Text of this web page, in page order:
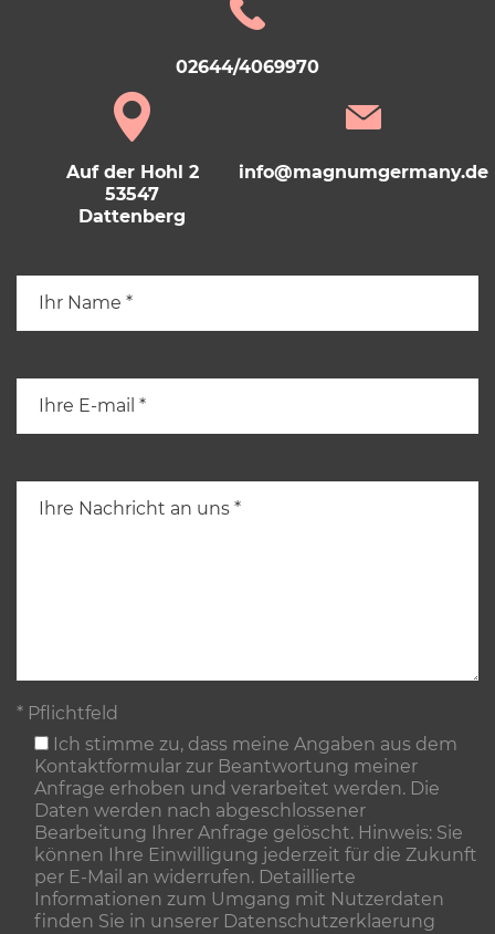
02644/4069970
Auf der Hohl 2
53547
Dattenberg
info@magnumgermany.de
* Pflichtfeld
Ich stimme zu, dass meine Angaben aus dem
Kontaktformular zur Beantwortung meiner
Anfrage erhoben und verarbeitet werden. Die
Daten werden nach abgeschlossener
Bearbeitung Ihrer Anfrage gelöscht. Hinweis: Sie
können Ihre Einwilligung jederzeit für die Zukunft
per E-Mail an widerrufen. Detaillierte
Informationen zum Umgang mit Nutzerdaten
finden Sie in unserer Datenschutzerklaerung